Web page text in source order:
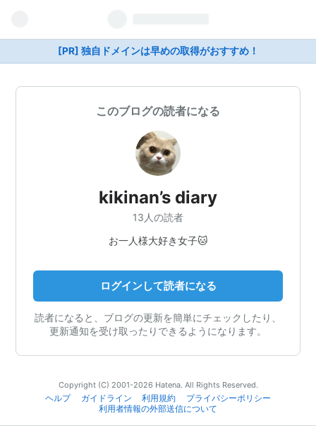
[PR] 独自ドメインは早めの取得がおすすめ！
このブログの読者になる
kikinan’s diary
13人の読者
お一人様大好き女子🐱
ログインして読者になる
読者になると、ブログの更新を簡単にチェックしたり、
更新通知を受け取ったりできるようになります。
Copyright (C) 2001-2026 Hatena. All Rights Reserved.
ヘルプ
ガイドライン 利用規約
プライバシーポリシー
利用者情報の外部送信について